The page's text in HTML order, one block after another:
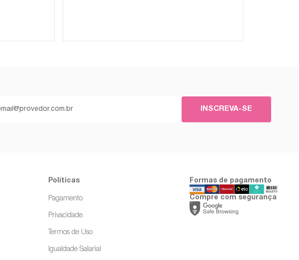
INSCREVA-SE
Políticas
Pagamento
Privacidade
Termos de Uso
Igualdade Salarial
Formas de pagamento
Compre com segurança